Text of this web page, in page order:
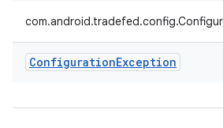
ConfigurationException